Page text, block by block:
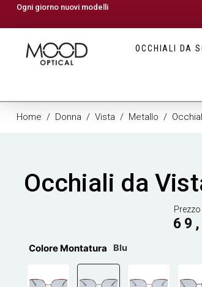
Ogni giorno nuovi modelli
OCCHIALI DA
Home / Donna / Vista / Metallo /
Occhiali da
Colore Montatura Blu